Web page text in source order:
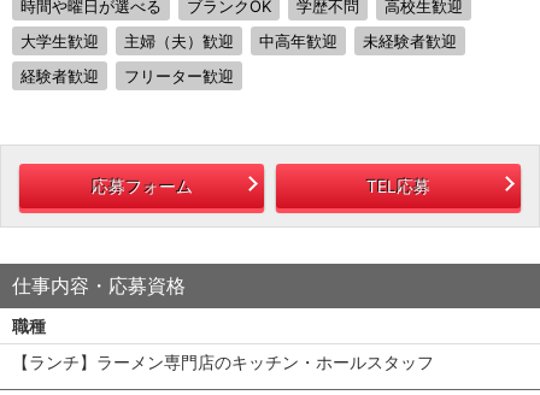
時間や曜日が選べる
ブランクOK 学歴不問
高校生歓迎
大学生歓迎
主婦（夫）歓迎 中高年歓迎
未経験者歓迎
経験者歓迎
フリーター歓迎
応募フォーム TEL応募
仕事内容・応募資格
職種
【ランチ】ラーメン専門店のキッチン・ホールスタッフ